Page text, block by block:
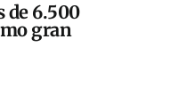
de 6.500
gran